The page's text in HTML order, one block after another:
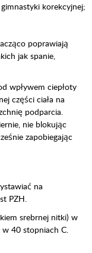
korekcyjnej;
poprawiają
jak spanie,
wpływem ciepłoty
części ciała na
podparcia.
nie blokując
zapobiegając
na
PZH.
srebrnej nitki) w
w 40 stopniach C.